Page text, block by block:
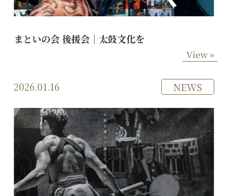
まといの会 後援会｜太鼓文化を
View »
2026.01.16 NEWS